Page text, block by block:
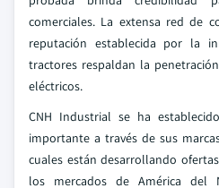
comerciales. La extensa red de
reputación establecida por la
tractores respaldan la
eléctricos.
CNH Industrial se ha
importante a través de sus
cuales están desarrollando
los mercados de América del